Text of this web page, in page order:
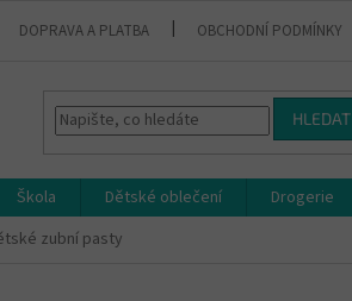
DOPRAVA A PLATBA OBCHODNÍ PODMÍNKY
HLEDAT
Škola Dětské oblečení Drogerie
zubní pasty